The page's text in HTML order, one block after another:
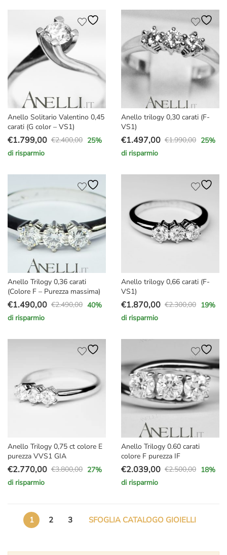
€1.700,00.
€1.299,00.
era:
€2.450,00.
€1.899,00.
Anello Solitario Valentino 0,45
carati (G color – VS1)
€2.400,00
Il
prezzo
€2.400,00.
€1.799,00
Il
prezzo
€1.799,00.
25%
di risparmio
Anello trilogy 0,30 carati (F-
VS1)
€1.990,00
Il
prezzo
€1.497,00
Il
prezzo
25%
di risparmio
Anello Trilogy 0,36 carati
(Colore F – Purezza massima)
€2.490,00
Il
prezzo
€1.490,00
Il
prezzo
40%
di risparmio
Anello trilogy 0,66 carati (F-
VS1)
€2.300,00
Il
prezzo
€2.300,00.
€1.870,00
Il
prezzo
€1.870,00.
19%
di risparmio
Anello Trilogy 0,75 ct colore E
purezza VVS1 GIA
€3.800,00
Il
prezzo
€3.800,00.
€2.770,00
Il
prezzo
€2.770,00.
27%
di risparmio
Anello Trilogy 0.60 carati
colore F purezza IF
€2.500,00
Il
prezzo
€2.500,00.
€2.039,00
Il
prezzo
€2.039,00.
18%
di risparmio
1 2 3 SFOGLIA CATALOGO GIOIELLI